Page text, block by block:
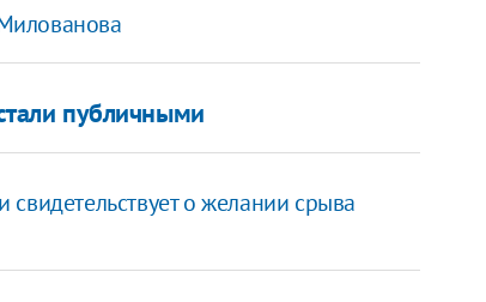
публичными
о желании срыва